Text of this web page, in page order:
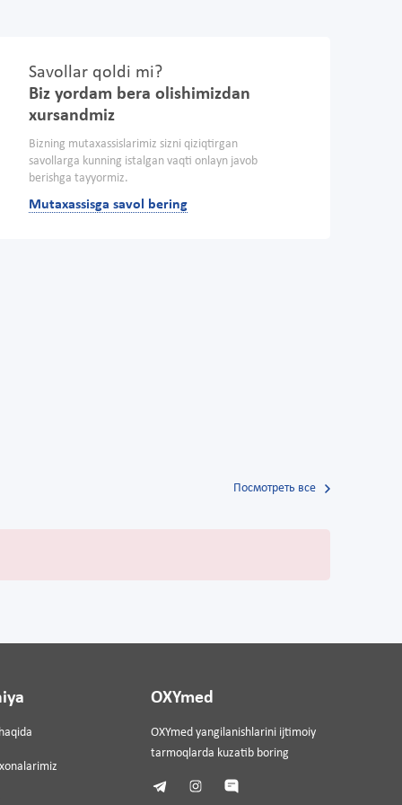
Savollar qoldi mi?
Biz yordam bera olishimizdan
xursandmiz
Bizning mutaxassislarimiz sizni qiziqtirgan
savollarga kunning istalgan vaqti onlayn javob
berishga tayyormiz.
Mutaxassisga savol bering
Посмотреть все
OXYmed
OXYmed yangilanishlarini ijtimoiy
tarmoqlarda kuzatib boring